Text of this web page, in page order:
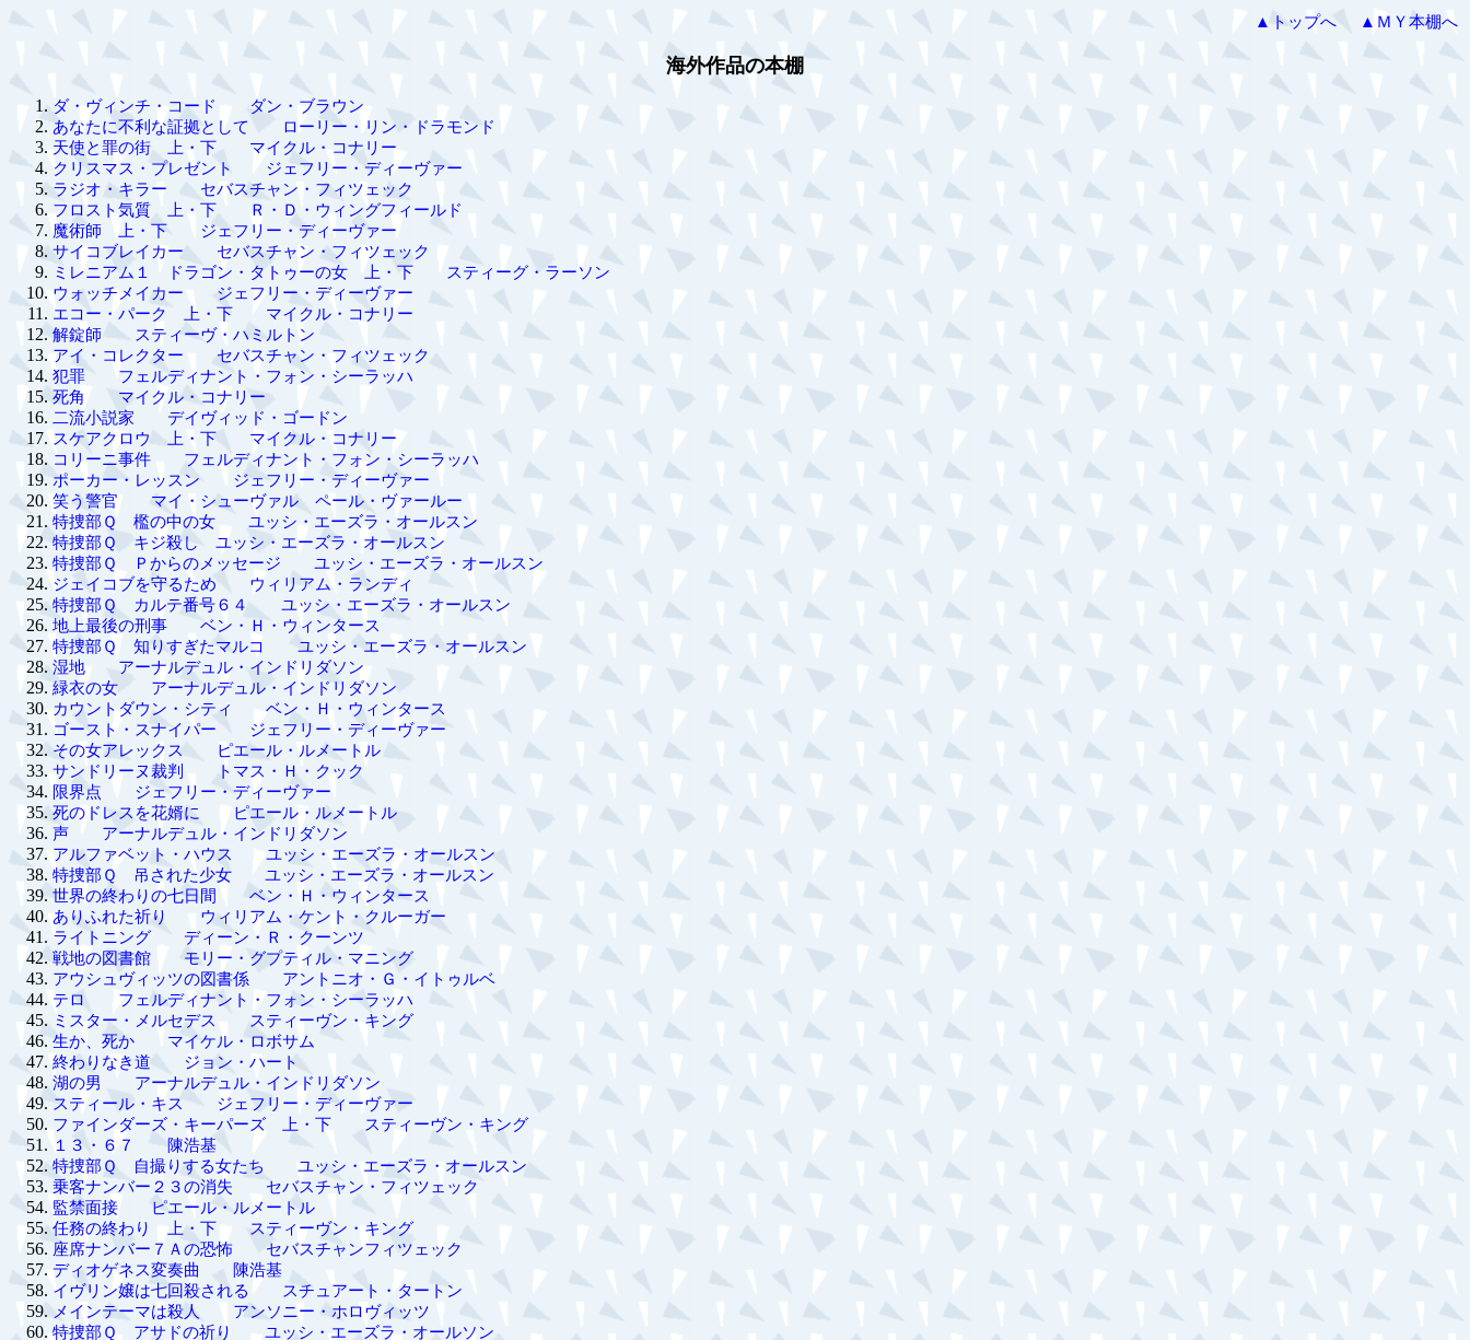
▲トップへ ▲ＭＹ本棚へ
海外作品の本棚
ダ・ヴィンチ・コード ダン・ブラウン
あなたに不利な証拠として ローリー・リン・ドラモンド
天使と罪の街 上・下 マイクル・コナリー
クリスマス・プレゼント ジェフリー・ディーヴァー
ラジオ・キラー セバスチャン・フィツェック
フロスト気質 上・下 Ｒ・Ｄ・ウィングフィールド
魔術師 上・下 ジェフリー・ディーヴァー
サイコブレイカー セバスチャン・フィツェック
ミレニアム１ ドラゴン・タトゥーの女 上・下 スティーグ・ラーソン
ウォッチメイカー ジェフリー・ディーヴァー
エコー・パーク 上・下 マイクル・コナリー
解錠師 スティーヴ・ハミルトン
アイ・コレクター セバスチャン・フィツェック
犯罪 フェルディナント・フォン・シーラッハ
死角 マイクル・コナリー
二流小説家 デイヴィッド・ゴードン
スケアクロウ 上・下 マイクル・コナリー
コリーニ事件 フェルディナント・フォン・シーラッハ
ポーカー・レッスン ジェフリー・ディーヴァー
笑う警官 マイ・シューヴァル ペール・ヴァールー
特捜部Ｑ 檻の中の女 ユッシ・エーズラ・オールスン
特捜部Ｑ キジ殺し ユッシ・エーズラ・オールスン
特捜部Ｑ Ｐからのメッセージ ユッシ・エーズラ・オールスン
ジェイコブを守るため ウィリアム・ランディ
特捜部Ｑ カルテ番号６４ ユッシ・エーズラ・オールスン
地上最後の刑事 ベン・Ｈ・ウィンタース
特捜部Ｑ 知りすぎたマルコ ユッシ・エーズラ・オールスン
湿地 アーナルデュル・インドリダソン
緑衣の女 アーナルデュル・インドリダソン
カウントダウン・シティ ベン・Ｈ・ウィンタース
ゴースト・スナイパー ジェフリー・ディーヴァー
その女アレックス ピエール・ルメートル
サンドリーヌ裁判 トマス・Ｈ・クック
限界点 ジェフリー・ディーヴァー
死のドレスを花婿に ピエール・ルメートル
声 アーナルデュル・インドリダソン
アルファベット・ハウス ユッシ・エーズラ・オールスン
特捜部Ｑ 吊された少女 ユッシ・エーズラ・オールスン
世界の終わりの七日間 ベン・Ｈ・ウィンタース
ありふれた祈り ウィリアム・ケント・クルーガー
ライトニング ディーン・Ｒ・クーンツ
戦地の図書館 モリー・グプティル・マニング
アウシュヴィッツの図書係 アントニオ・Ｇ・イトゥルベ
テロ フェルディナント・フォン・シーラッハ
ミスター・メルセデス スティーヴン・キング
生か、死か マイケル・ロボサム
終わりなき道 ジョン・ハート
湖の男 アーナルデュル・インドリダソン
スティール・キス ジェフリー・ディーヴァー
ファインダーズ・キーパーズ 上・下 スティーヴン・キング
１３・６７ 陳浩基
特捜部Ｑ 自撮りする女たち ユッシ・エーズラ・オールスン
乗客ナンバー２３の消失 セバスチャン・フィツェック
監禁面接 ピエール・ルメートル
任務の終わり 上・下 スティーヴン・キング
座席ナンバー７Ａの恐怖 セバスチャンフィツェック
ディオゲネス変奏曲 陳浩基
イヴリン嬢は七回殺される スチュアート・タートン
メインテーマは殺人 アンソニー・ホロヴィッツ
特捜部Ｑ アサドの祈り ユッシ・エーズラ・オールソン